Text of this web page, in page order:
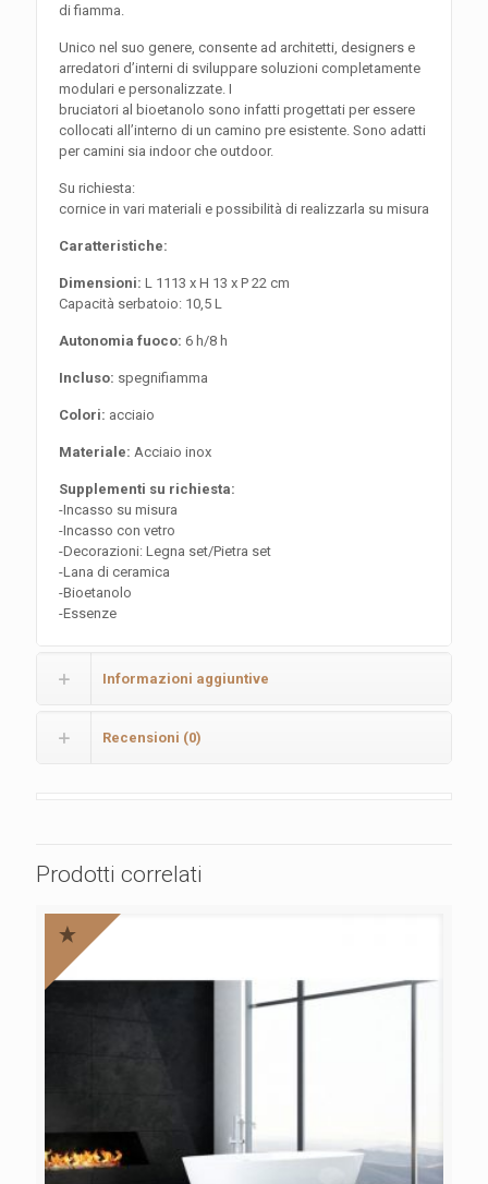
di fiamma.
Unico nel suo genere, consente ad architetti, designers e
arredatori d’interni di sviluppare soluzioni completamente
modulari e personalizzate. I
bruciatori al bioetanolo sono infatti progettati per essere
collocati all’interno di un camino pre esistente. Sono adatti
per camini sia indoor che outdoor.
Su richiesta:
cornice in vari materiali e possibilità di realizzarla su misura
Caratteristiche:
Dimensioni: L 1113 x H 13 x P 22 cm
Capacità serbatoio: 10,5 L
Autonomia fuoco: 6 h/8 h
Incluso: spegnifiamma
Colori: acciaio
Materiale: Acciaio inox
Supplementi su richiesta:
-Incasso su misura
-Incasso con vetro
-Decorazioni: Legna set/Pietra set
-Lana di ceramica
-Bioetanolo
-Essenze
Informazioni aggiuntive
Recensioni (0)
Prodotti correlati